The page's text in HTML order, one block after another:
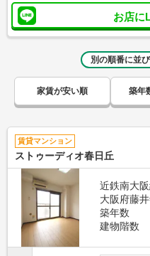
お店に
別の順番に並
家賃が安い順 築年
賃貸マンション
ストゥーディオ春日丘
近鉄南大
大阪府藤
築年数
建物階数